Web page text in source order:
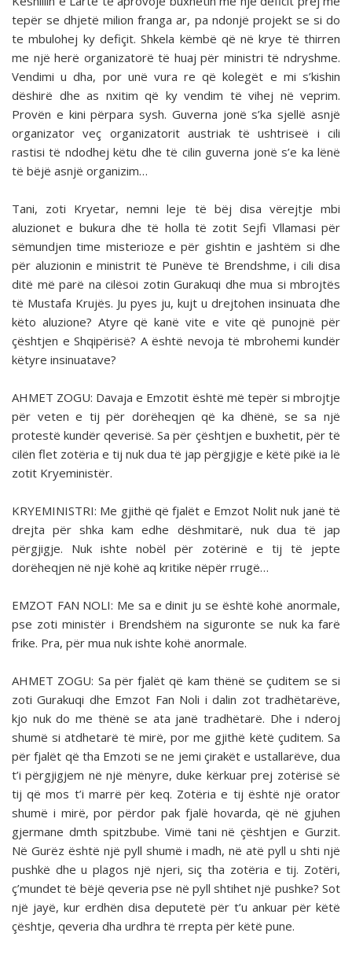
tepër se dhjetë milion franga ar, pa ndonjë projekt se si do
te mbulohej ky defiçit. Shkela këmbë që në krye të thirren
me një herë or­ganizatorë të huaj për ministri të ndryshme.
Vendimi u dha, por unë vura re që kolegët e mi s’kishin
dëshirë dhe as nxi­tim që ky vendim të vihej në veprim.
Provën e kini përpara sysh. Guverna jonë s’ka sjellë asnjë
organizator veç organi­zatorit austriak të ushtriseë i cili
rastisi të ndodhej këtu dhe të cilin guverna jonë s’e ka lënë
të bëjë asnjë organizim…
Tani, zoti Kryetar, nemni leje të bëj disa vërejtje mbi
aluzionet e bukura dhe të holla të zotit Sejfi Vllamasi për
sëmundjen time misterioze e për gishtin e jashtëm si dhe
për aluzionin e ministrit të Punëve të Brendshme, i cili disa
ditë më parë na cilësoi zotin Gurakuqi dhe mua si mbrojtës
të Mustafa Krujës. Ju pyes ju, kujt u drejtohen insinuata dhe
këto aluzione? Atyre që kanë vite e vite që punojnë për
çështjen e Shqipërisë? A është nevoja të mbrohemi kundër
këtyre insinuatave?
AHMET ZOGU: Davaja e Emzotit është më tepër si mbrojtje
për veten e tij për dorëheqjen që ka dhënë, se sa një
protestë kundër qeverisë. Sa për çështjen e buxhetit, për të
cilën flet zotëria e tij nuk dua të jap përgjigje e këtë pikë ia lë
zotit Kryeministër.
KRYEMINISTRI: Me gjithë që fjalët e Emzot Nolit nuk janë të
drejta për shka kam edhe dëshmitarë, nuk dua të jap
përgjigje. Nuk ishte nobël për zotërinë e tij të jepte
dorëheqjen në një kohë aq kritike nëpër rrugë…
EMZOT FAN NOLI: Me sa e dinit ju se është kohë anormale,
pse zoti ministër i Brendshëm na siguronte se nuk ka farë
frike. Pra, për mua nuk ishte kohë anormale.
AHMET ZOGU: Sa për fjalët që kam thënë se çu­ditem se si
zoti Gurakuqi dhe Emzot Fan Noli i dalin zot tradhëtarëve,
kjo nuk do me thënë se ata janë tradhëtarë. Dhe i nderoj
shumë si atdhetarë të mirë, por me gjithë këtë çuditem. Sa
për fjalët që tha Emzoti se ne jemi çirakët e ustallarëve, dua
t’i përgjigjem në një mënyre, duke kërkuar prej zotërisë së
tij që mos t’i marrë për keq. Zotëria e tij është një orator
shumë i mirë, por përdor pak fjalë hovarda, që në gjuhen
gjermane dmth spitzbube. Vimë tani në çështjen e Gurzit.
Në Gurëz është një pyll shumë i madh, në atë pyll u shti një
pushkë dhe u plagos një njeri, siç tha zotëria e tij. Zotëri,
ç’mundet të bëjë qeveria pse në pyll shtihet një pushke? Sot
një jayë, kur erdhën disa deputetë për t’u ankuar për këtë
çështje, qeveria dha urdhra të rrepta për këtë pune.